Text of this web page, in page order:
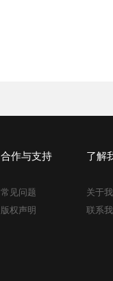
合作与支持
常见问题
版权声明
了解
关于
联系